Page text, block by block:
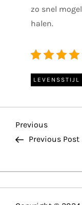
zo snel
halen.
LEVENSSTIJL
P
s
Previous
Post
Previous
Previous Post